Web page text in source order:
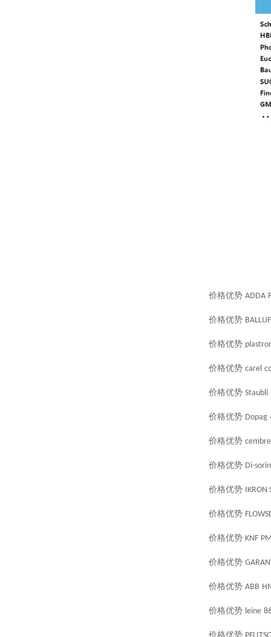
价格优势 ADDA
价格优势
价格优势
价格优势 carel
价格优势 Staubli
价格优势 Dopag
价格优势 cembre
价格优势 Di-sorin
价格优势 IKRON
价格优势
价格优势 KNF
价格优势
价格优势 ABB
价格优势 leine
价格优势